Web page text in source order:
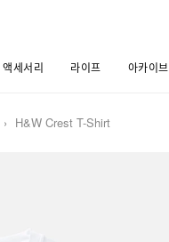
액세서리 라이프 아카이브
H&W Crest T-Shirt